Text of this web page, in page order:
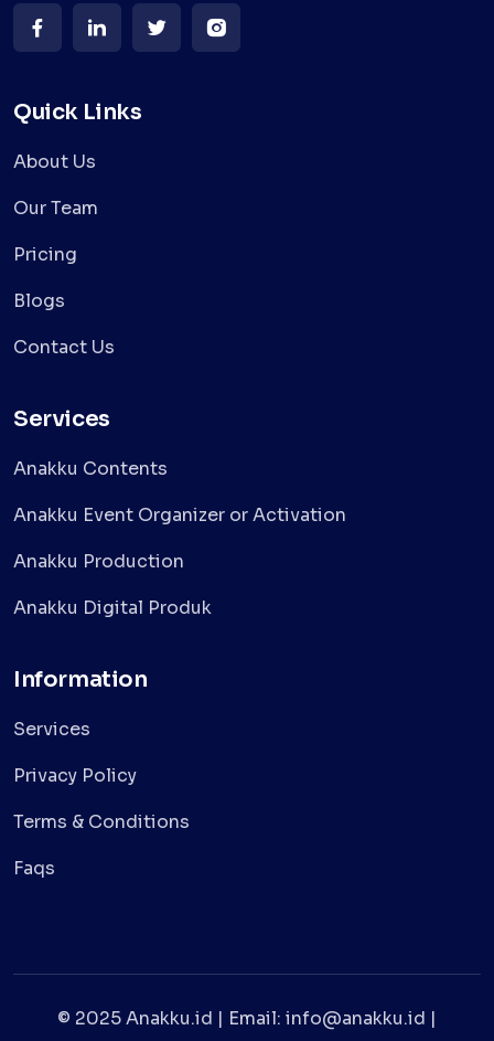
Quick Links
About Us
Our Team
Pricing
Blogs
Contact Us
Services
Anakku Contents
Anakku Event Organizer or Activation
Anakku Production
Anakku Digital Produk
Information
Services
Privacy Policy
Terms & Conditions
Faqs
© 2025 Anakku.id | Email: info@anakku.id |